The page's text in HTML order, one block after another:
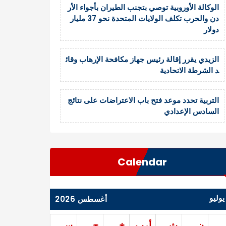
الوكالة الأوروبية توصي بتجنب الطيران بأجواء الأر
دن والحرب تكلف الولايات المتحدة نحو 37 مليار
دولار
الزيدي يقرر إقالة رئيس جهاز مكافحة الإرهاب وقائ
د الشرطة الاتحادية
التربية تحدد موعد فتح باب الاعتراضات على نتائج
السادس الإعدادي
Calendar
أغسطس 2026